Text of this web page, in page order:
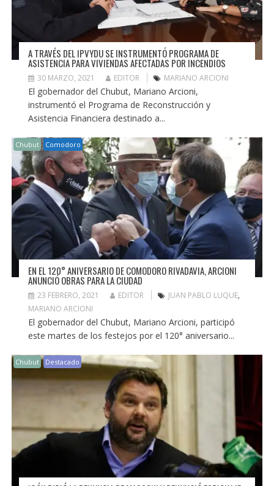
A TRAVÉS DEL IPVYDU SE INSTRUMENTÓ PROGRAMA DE
ASISTENCIA PARA VIVIENDAS AFECTADAS POR INCENDIOS
30 MARZO, 2021 EDITOR MARIANO ARCIONI
El gobernador del Chubut, Mariano Arcioni,
instrumentó el Programa de Reconstrucción y
Asistencia Financiera destinado a...
Chubut Comodoro
EN EL 120° ANIVERSARIO DE COMODORO RIVADAVIA, ARCIONI
ANUNCIÓ OBRAS PARA LA CIUDAD
23 FEBRERO, 2021 EDITOR JUAN PABLO LUQUE,
MARIANO ARCIONI
El gobernador del Chubut, Mariano Arcioni, participó
este martes de los festejos por el 120° aniversario...
Chubut Destacado